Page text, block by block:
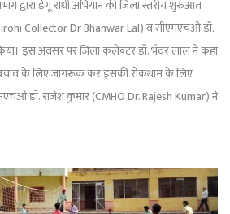
द्वारा डेंगू रोधी अभियान की जिला स्तरीय शुरुआत
Collector Dr Bhanwar Lal) व सीएमएचओ डॉ.
इस अवसर पर जिला कलेक्टर डॉ. भँवर लाल ने कहा
के लिए जागरूक कर इसकी रोकथाम के लिए
डॉ. राजेश कुमार (CMHO Dr. Rajesh Kumar) ने